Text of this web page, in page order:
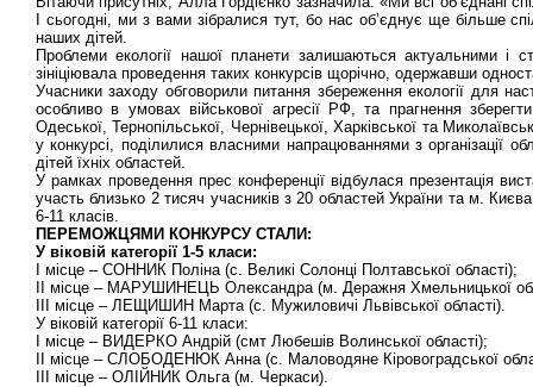
І сьогодні, ми з вами зібралися тут, бо нас об’єднує ще більше
наших дітей.
Проблеми екології нашої планети залишаються актуальними
зініціювала проведення таких конкурсів щорічно, одержавши
Учасники заходу обговорили питання збереження екології для
особливо в умовах військової агресії РФ, та прагнення
Одеської, Тернопільської, Чернівецької, Харківської та
у конкурсі, поділилися власними напрацюваннями з організації
дітей їхніх областей.
У рамках проведення прес конференції відбулася презентація
участь близько 2 тисяч учасників з 20 областей України та м. Києва
6-11 класів.
ПЕРЕМОЖЦЯМИ КОНКУРСУ СТАЛИ:
У віковій категорії 1-5 класи:
І місце – СОННИК Поліна (с. Великі Солонці Полтавської області);
ІІ місце – МАРУШИНЕЦЬ Олександра (м. Деражня Хмельницької
ІІІ місце – ЛЕЩИШИН Марта (с. Мужиловичі Львівської області).
У віковій категорії 6-11 класи:
І місце – ВИДЕРКО Андрій (смт Любешів Волинської області);
ІІ місце – СЛОБОДЕНЮК Анна (с. Маловодяне Кіровоградської
ІІІ місце – ОЛІЙНИК Ольга (м. Черкаси).